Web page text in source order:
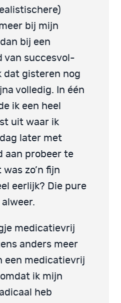
bij mijn
bij een
van succesvol-
dat gisteren nog
volledig. In één
ik een heel
uit waar ik
later met
aan probeer te
zo’n fijn
eerlijk? Die pure
medicatievrij
anders meer
een medicatievrij
ik mijn
heb